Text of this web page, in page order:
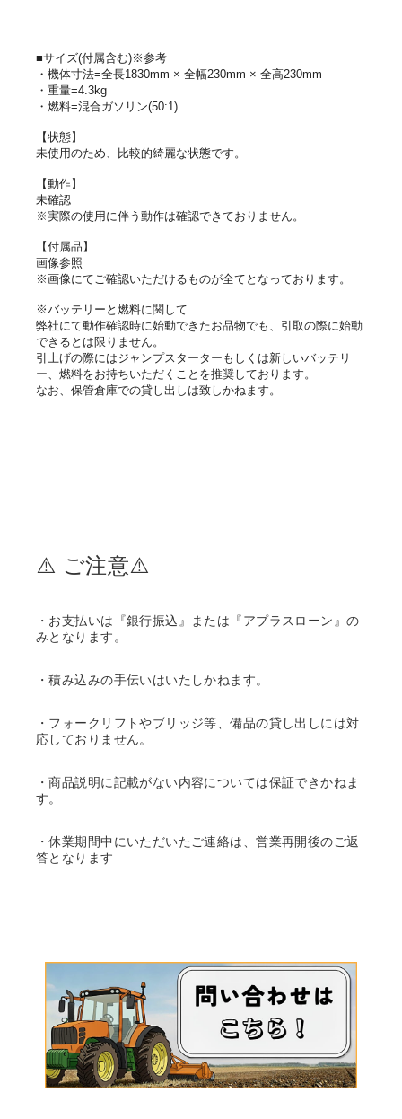
■サイズ(付属含む)※参考
・機体寸法=全長1830mm × 全幅230mm × 全高230mm
・重量=4.3kg
・燃料=混合ガソリン(50:1)
【状態】
未使用のため、比較的綺麗な状態です。
【動作】
未確認
※実際の使用に伴う動作は確認できておりません。
【付属品】
画像参照
※画像にてご確認いただけるものが全てとなっております。
※バッテリーと燃料に関して
弊社にて動作確認時に始動できたお品物でも、引取の際に始動
できるとは限りません。
引上げの際にはジャンプスターターもしくは新しいバッテリ
ー、燃料をお持ちいただくことを推奨しております。
なお、保管倉庫での貸し出しは致しかねます。
⚠️ ご注意⚠️
・お支払いは『銀行振込』または『アプラスローン』の
みとなります。
・積み込みの手伝いはいたしかねます。
・フォークリフトやブリッジ等、備品の貸し出しには対
応しておりません。
・商品説明に記載がない内容については保証できかねま
す。
・休業期間中にいただいたご連絡は、営業再開後のご返
答となります